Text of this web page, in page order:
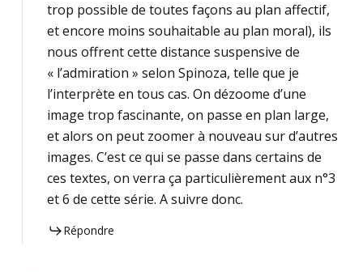
trop possible de toutes façons au plan affectif,
et encore moins souhaitable au plan moral), ils
nous offrent cette distance suspensive de
« l’admiration » selon Spinoza, telle que je
l’interprète en tous cas. On dézoome d’une
image trop fascinante, on passe en plan large,
et alors on peut zoomer à nouveau sur d’autres
images. C’est ce qui se passe dans certains de
ces textes, on verra ça particulièrement aux n°3
et 6 de cette série. A suivre donc.
Répondre